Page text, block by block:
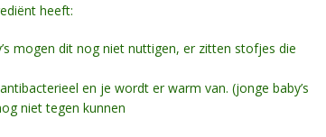
heeft:
mogen dit nog niet nuttigen, er zitten stofjes die
en je wordt er warm van. (jonge baby’s
niet tegen kunnen